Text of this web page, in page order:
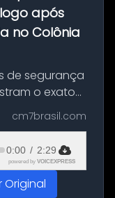
após
no Colônia
de segurança
o exato
da
O crime
cm7brasil.com
0:00 / 2:29
powered by VOICEXPRESS
Original